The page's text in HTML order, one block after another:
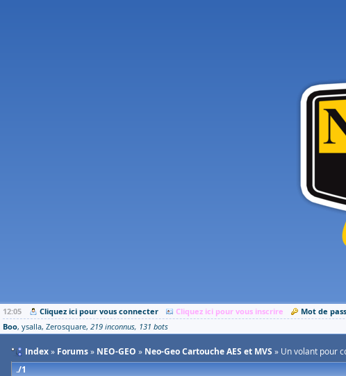
12:05 Cliquez ici pour vous connecter Cliquez ici pour vous inscrire
Mot de
Boo ysalla Zerosquare 219 inconnus 131 bots
Index Forums NEO-GEO Neo-Geo Cartouche AES et MVS Un volant pour
1